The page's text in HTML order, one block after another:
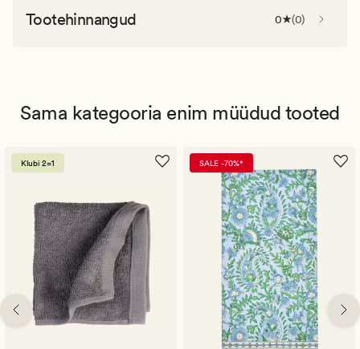
Tootehinnangud 0 (0)
Sama kategooria enim müüdud tooted
Klubi 2=1 SALE -70%*